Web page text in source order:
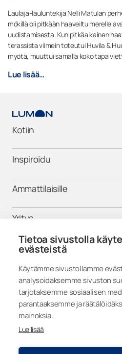
Tietoa sivustolla
evästeistä
Käytämme sivustollamme
analysoidaksemme sivuston
tarjotaksemme sosiaalisen
parantaaksemme ja
mainoksia.
Lue lisää
Laulaja-lauluntekijä Nelli Matulan
mökillä oli pitkään haaveiltu merelle
uudistamisesta. Kun pitkäaikainen
terassista viimein toteutui Huvila &
myötä, muuttui samalla koko tapa
Lue lisää…
Kotiin
Inspiroidu
Ammattilaisille
Yritys
Tuki
Seuraa
Finland